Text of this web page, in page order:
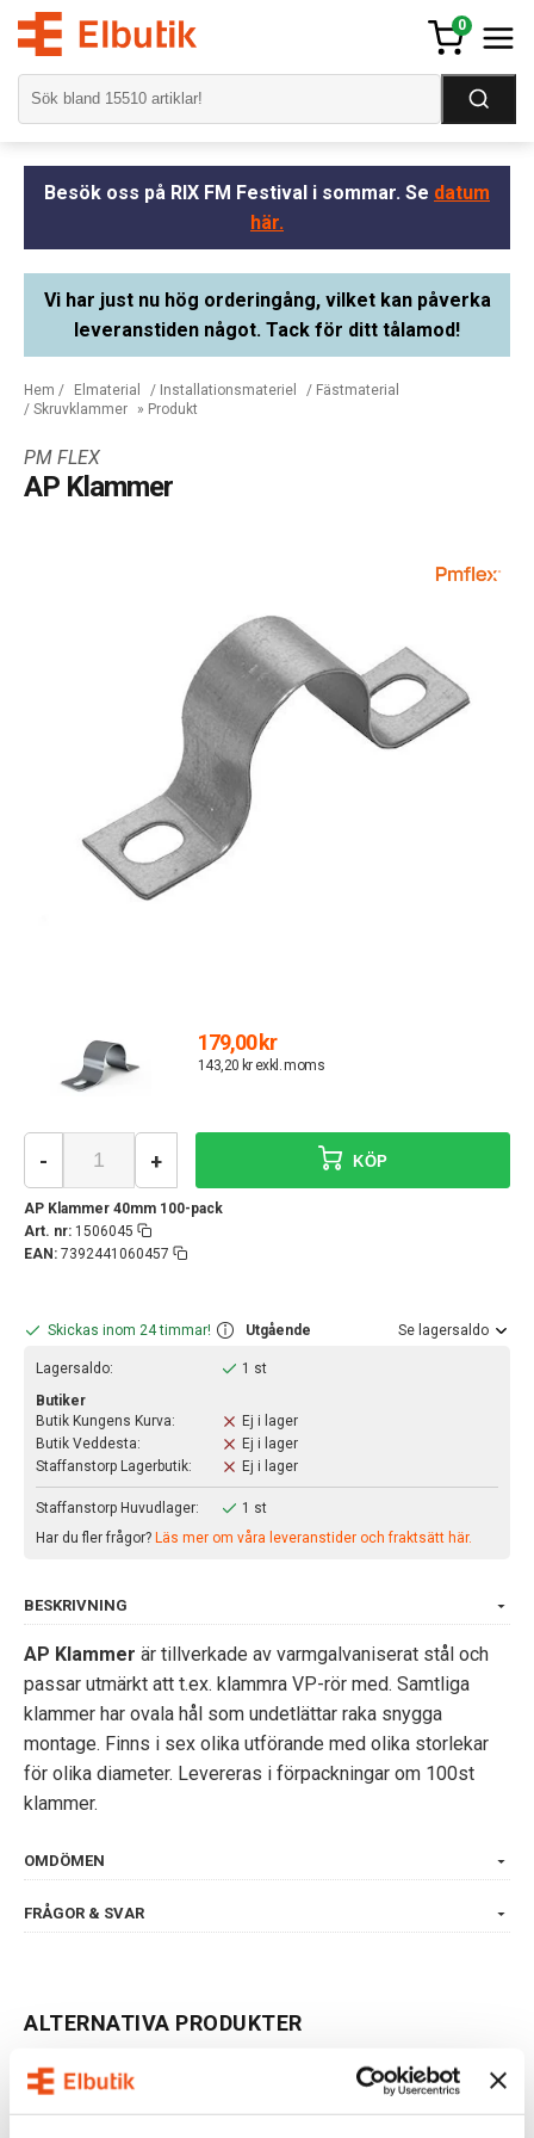
0
Besök oss på RIX FM Festival i sommar. Se datum
här.
Vi har just nu hög orderingång, vilket kan påverka
leveranstiden något. Tack för ditt tålamod!
Hem / Elmaterial / Installationsmateriel / Fästmaterial
/ Skruvklammer » Produkt
PM FLEX
AP Klammer
179,00 kr
143,20 kr exkl. moms
AP Klammer 40mm 100-pack
Art. nr: 1506045
EAN: 7392441060457
- + KÖP
Skickas inom 24 timmar! Utgående Se lagersaldo
Lagersaldo:
1 st
Butiker
Butik Kungens Kurva:
Ej i lager
Butik Veddesta:
Ej i lager
Staffanstorp Lagerbutik:
Ej i lager
Staffanstorp Huvudlager:
1 st
Har du fler frågor? Läs mer om våra leveranstider och fraktsätt här.
BESKRIVNING
AP Klammer är tillverkade av varmgalvaniserat stål och
passar utmärkt att t.ex. klammra VP-rör med. Samtliga
klammer har ovala hål som undetlättar raka snygga
montage. Finns i sex olika utförande med olika storlekar
för olika diameter. Levereras i förpackningar om 100st
klammer.
OMDÖMEN
FRÅGOR & SVAR
ALTERNATIVA PRODUKTER